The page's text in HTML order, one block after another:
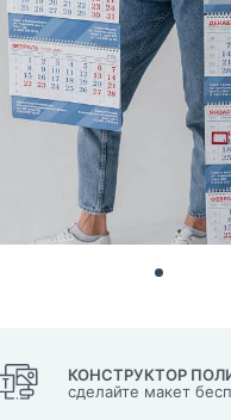
КОНСТРУКТОР
сделайте макет